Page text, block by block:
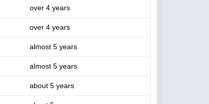
over 4 years
over 4 years
almost 5 years
almost 5 years
about 5 years